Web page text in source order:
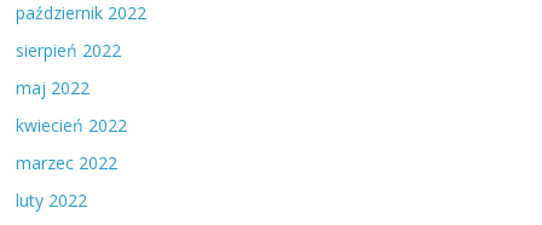
październik 2022
sierpień 2022
maj 2022
kwiecień 2022
marzec 2022
luty 2022